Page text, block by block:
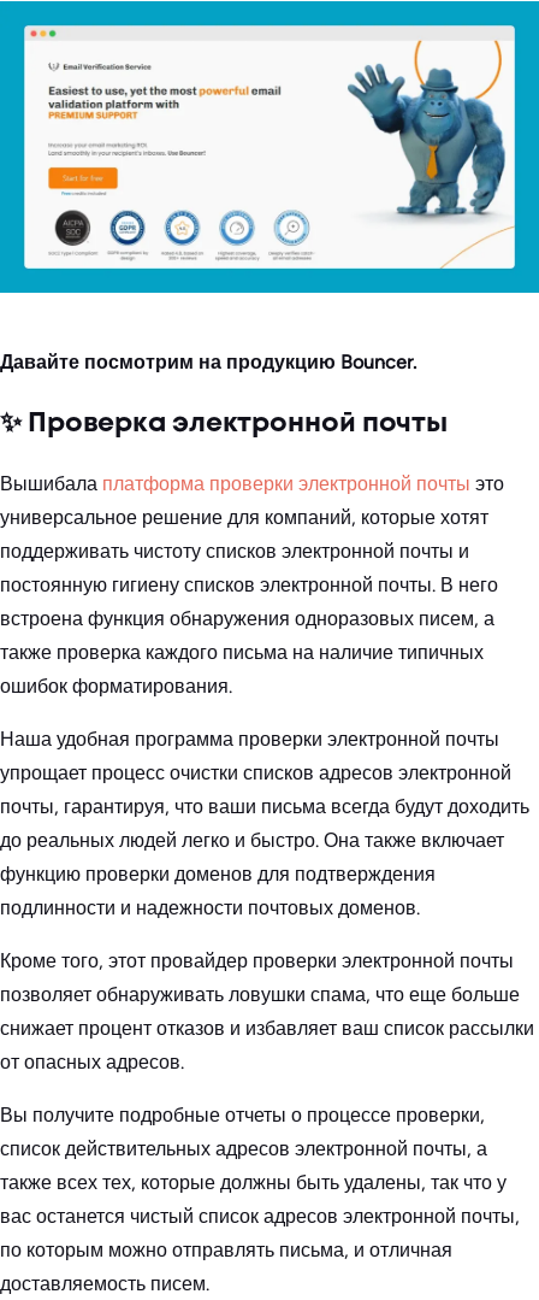
Давайте посмотрим на продукцию Bouncer.
✨ Проверка электронной почты
Вышибала платформа проверки электронной почты это
универсальное решение для компаний, которые хотят
поддерживать чистоту списков электронной почты и
постоянную гигиену списков электронной почты. В него
встроена функция обнаружения одноразовых писем, а
также проверка каждого письма на наличие типичных
ошибок форматирования.
Наша удобная программа проверки электронной почты
упрощает процесс очистки списков адресов электронной
почты, гарантируя, что ваши письма всегда будут доходить
до реальных людей легко и быстро. Она также включает
функцию проверки доменов для подтверждения
подлинности и надежности почтовых доменов.
Кроме того, этот провайдер проверки электронной почты
позволяет обнаруживать ловушки спама, что еще больше
снижает процент отказов и избавляет ваш список рассылки
от опасных адресов.
Вы получите подробные отчеты о процессе проверки,
список действительных адресов электронной почты, а
также всех тех, которые должны быть удалены, так что у
вас останется чистый список адресов электронной почты,
по которым можно отправлять письма, и отличная
доставляемость писем.